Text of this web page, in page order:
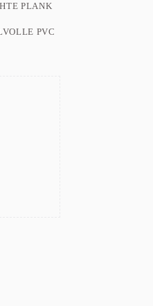
PLANK
PVC